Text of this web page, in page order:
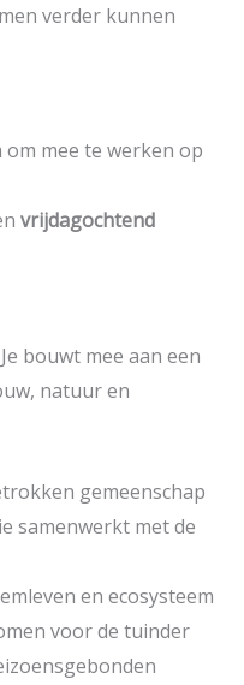
verder kunnen
om mee te werken op
vrijdagochtend
Je bouwt mee aan een
natuur en
gemeenschap
samenwerkt met de
en ecosysteem
voor de tuinder